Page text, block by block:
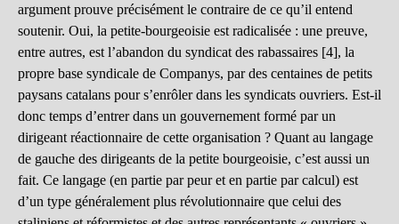
argument prouve précisément le contraire de ce qu’il entend
soutenir. Oui, la petite-bourgeoisie est radicalisée : une preuve,
entre autres, est l’abandon du syndicat des rabassaires [4], la
propre base syndicale de Companys, par des centaines de petits
paysans catalans pour s’enrôler dans les syndicats ouvriers. Est-il
donc temps d’entrer dans un gouvernement formé par un
dirigeant réactionnaire de cette organisation ? Quant au langage
de gauche des dirigeants de la petite bourgeoisie, c’est aussi un
fait. Ce langage (en partie par peur et en partie par calcul) est
d’un type généralement plus révolutionnaire que celui des